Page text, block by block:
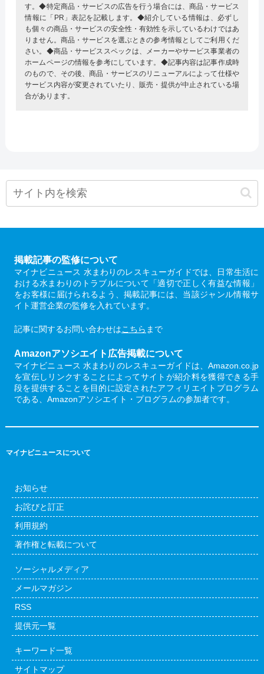
す。◆特定商品・サービスの広告を行う場合には、商品・サービス
情報に「PR」表記を記載します。◆紹介している情報は、必ずし
も個々の商品・サービスの安全性・有効性を示しているわけではあ
りません。商品・サービスを選ぶときの参考情報としてご利用くだ
さい。◆商品・サービススペックは、メーカーやサービス事業者の
ホームページの情報を参考にしています。◆記事内容は記事作成時
のもので、その後、商品・サービスのリニューアルによって仕様や
サービス内容が変更されていたり、販売・提供が中止されている場
合があります。
掲載記事の監修について
マイナビニュース 水まわりのレスキューガイドでは、日常生活に
おける水まわりのトラブルについて「適切で正しく有益な情報」
をお客様に届けられるよう、掲載記事には、当該ジャンル情報サ
イト運営企業の監修を入れています。
記事に関するお問い合わせはこちら まで
Amazonアソシエイト広告掲載について
マイナビニュース 水まわりのレスキューガイドは、Amazon.co.jp
を宣伝しリンクすることによってサイトが紹介料を獲得できる手
段を提供することを目的に設定されたアフィリエイトプログラム
である、Amazonアソシエイト・プログラムの参加者です。
マイナビニュースについて
お知らせ
お詫びと訂正
利用規約
著作権と転載について
ソーシャルメディア
メールマガジン
RSS
提供元一覧
キーワード一覧
サイトマップ